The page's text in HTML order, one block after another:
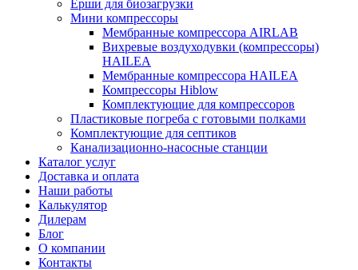
Ерши для биозагрузки
Мини компрессоры
Мембранные компрессора AIRLAB
Вихревые воздуходувки (компрессоры)
HAILEA
Мембранные компрессора HAILEA
Компрессоры Hiblow
Комплектующие для компрессоров
Пластиковые погреба с готовыми полками
Комплектующие для септиков
Канализационно-насосные станции
Каталог услуг
Доставка и оплата
Наши работы
Калькулятор
Дилерам
Блог
О компании
Контакты